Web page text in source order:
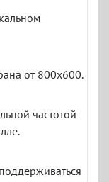
от 800x600.
частотой